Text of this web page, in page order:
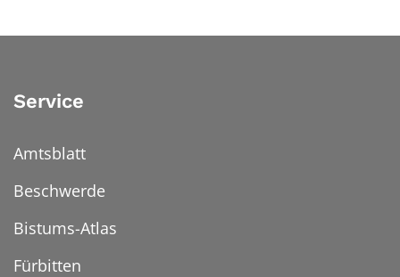
Service
Amtsblatt
Beschwerde
Bistums-Atlas
Fürbitten